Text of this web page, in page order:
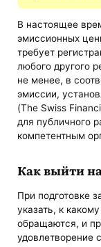
В настоящее
эмиссионных
требует
любого другого
не менее, в
эмиссии,
(The Swiss
для публичного
компетентным
Как выйти
При подготовке
указать, к
обращаются, и
удовлетворение